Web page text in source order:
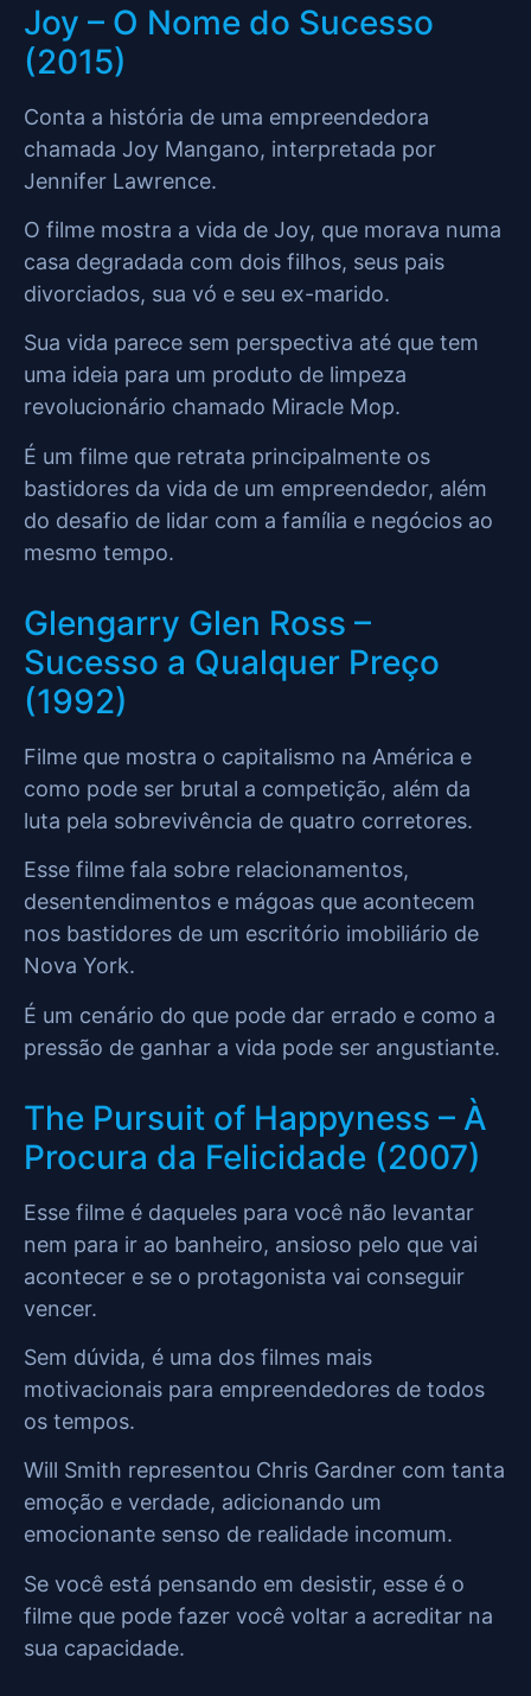
Joy – O Nome do Sucesso
(2015)
Conta a história de uma empreendedora
chamada Joy Mangano, interpretada por
Jennifer Lawrence.
O filme mostra a vida de Joy, que morava numa
casa degradada com dois filhos, seus pais
divorciados, sua vó e seu ex-marido.
Sua vida parece sem perspectiva até que tem
uma ideia para um produto de limpeza
revolucionário chamado Miracle Mop.
É um filme que retrata principalmente os
bastidores da vida de um empreendedor, além
do desafio de lidar com a família e negócios ao
mesmo tempo.
Glengarry Glen Ross –
Sucesso a Qualquer Preço
(1992)
Filme que mostra o capitalismo na América e
como pode ser brutal a competição, além da
luta pela sobrevivência de quatro corretores.
Esse filme fala sobre relacionamentos,
desentendimentos e mágoas que acontecem
nos bastidores de um escritório imobiliário de
Nova York.
É um cenário do que pode dar errado e como a
pressão de ganhar a vida pode ser angustiante.
The Pursuit of Happyness – À
Procura da Felicidade (2007)
Esse filme é daqueles para você não levantar
nem para ir ao banheiro, ansioso pelo que vai
acontecer e se o protagonista vai conseguir
vencer.
Sem dúvida, é uma dos filmes mais
motivacionais para empreendedores de todos
os tempos.
Will Smith representou Chris Gardner com tanta
emoção e verdade, adicionando um
emocionante senso de realidade incomum.
Se você está pensando em desistir, esse é o
filme que pode fazer você voltar a acreditar na
sua capacidade.